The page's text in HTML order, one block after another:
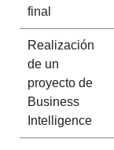
final
Realización
de un
proyecto de
Business
Intelligence